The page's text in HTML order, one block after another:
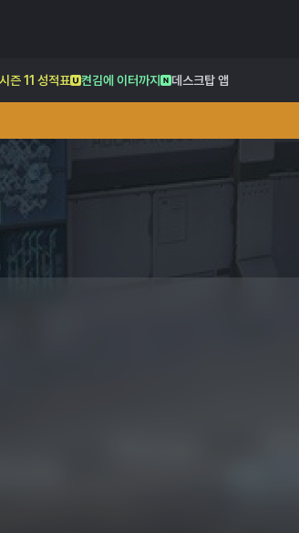
시즌 11 성적표 켠김에 이터까지 데스크탑 앱